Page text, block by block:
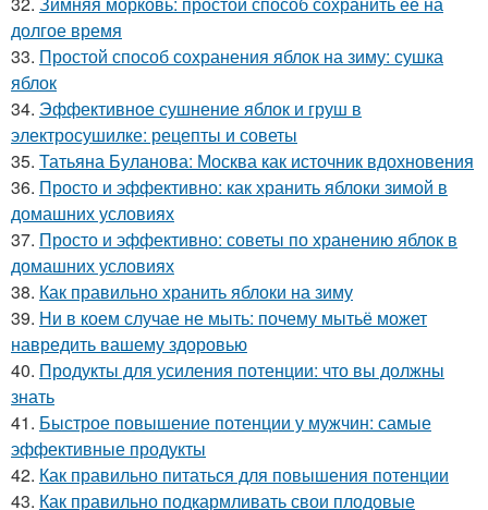
долгое время
33. Простой способ сохранения яблок на зиму: сушка
яблок
34. Эффективное сушнение яблок и груш в
электросушилке: рецепты и советы
35. Татьяна Буланова: Москва как источник вдохновения
36. Просто и эффективно: как хранить яблоки зимой в
домашних условиях
37. Просто и эффективно: советы по хранению яблок в
домашних условиях
38. Как правильно хранить яблоки на зиму
39. Ни в коем случае не мыть: почему мытьё может
навредить вашему здоровью
40. Продукты для усиления потенции: что вы должны
знать
41. Быстрое повышение потенции у мужчин: самые
эффективные продукты
42. Как правильно питаться для повышения потенции
43. Как правильно подкармливать свои плодовые